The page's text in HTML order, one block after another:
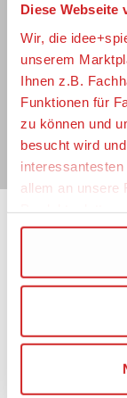
Diese Webseite
Wir, die
unserem
Ihnen z.B.
Funktionen für
zu können und
besucht wird
allem an unsere
Wir verwenden
Dienste
Wenn Sie auf
Ihrer
Die USA ist ein
Jetzt zum
jederzeit
zugkräftige
und
E-Mail für
Impressum